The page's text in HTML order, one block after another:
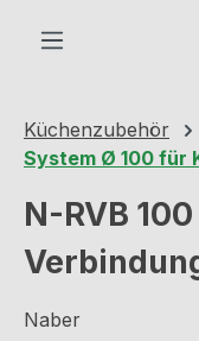
Küchenzubehör
System Ø 100 für
N-RVB
Naber